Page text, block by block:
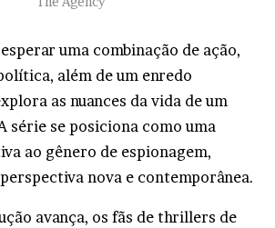
uma combinação de ação,
além de um enredo
as nuances da vida de um
série se posiciona como uma
ao gênero de espionagem,
nova e contemporânea.
avança, os fãs de thrillers de